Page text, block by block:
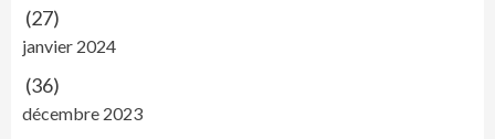
(27)
janvier 2024
(36)
décembre 2023